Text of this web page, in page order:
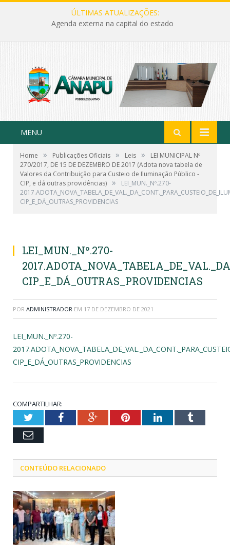
ÚLTIMAS ATUALIZAÇÕES:
Agenda externa na capital do estado
MENU
Home » Publicações Oficiais » Leis »
LEI MUNICIPAL Nº
270/2017, DE 15 DE DEZEMBRO DE 2017 (Adota nova tabela de
Valores da Contribuição para Custeio de Iluminação Público -
CIP, e dá outras providências) »
LEI_MUN._Nº.270-
CIP_E_DÁ_OUTRAS_PROVIDENCIAS
LEI_MUN._Nº.270-
CIP_E_DÁ_OUTRAS_PROVIDENCIAS
POR ADMINISTRADOR EM 17 DE DEZEMBRO DE 2021
LEI_MUN._Nº.270-
CIP_E_DÁ_OUTRAS_PROVIDENCIAS
COMPARTILHAR:
TwitterFacebookGoogle+PinterestLinkedInTumblr
Email
CONTEÚDO RELACIONADO